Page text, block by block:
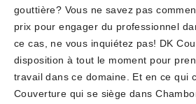
gouttière? Vous ne savez pas
prix pour engager du professionnel
ce cas, ne vous inquiétez pas! DK
disposition à tout le moment pour
travail dans ce domaine. Et en ce qui
Couverture qui se siège dans